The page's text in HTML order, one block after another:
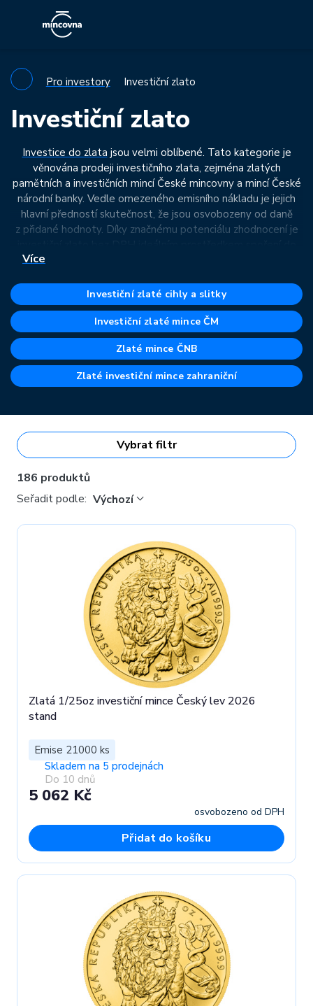
Pro investory Investiční zlato
Investiční zlato
Investice do zlata jsou velmi oblíbené. Tato kategorie je
věnována prodeji investičního zlata, zejména zlatých
pamětních a investičních mincí České mincovny a mincí České
národní banky. Vedle omezeného emisního nákladu je jejich
hlavní předností skutečnost, že jsou osvobozeny od daně
z přidané hodnoty. Díky značnému potenciálu zhodnocení je
budoucna. Zapojte se do
mince světa a nechybí ani zlaté sběratelské medaile s vyšší
gramáží. Seznamte se saktuálním vývojem ceny zlata.
Svět zachvátila nefalšovaná zlatá horečka a cena zlata
poprvé v dějinách překročila 4000 amerických dolarů za
jednu trojskou unci. Dodavatelské řetězce jsou napnuté
k prasknutí, ale investiční zlato pro vás stále máme
dodavatelů, a tudíž i k prodloužení dodacích lhůt –
prosíme vás o trpělivost a děkujeme za pochopení.
Investiční zlato také
Více
Investiční zlaté cihly a slitky
Investiční zlaté mince ČM
Zlaté mince ČNB
Zlaté investiční mince zahraniční
Vybrat filtr
186 produktů
Seřadit podle: Výchozí
Zlatá 1/25oz investiční mince Český lev 2026
stand
Emise 21000 ks
Skladem na 5 prodejnách
Do 10 dnů
5 062 Kč
osvobozeno od DPH
Přidat do košíku